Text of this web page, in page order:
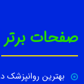
صفحات برتر [
بهترین روانپزشک